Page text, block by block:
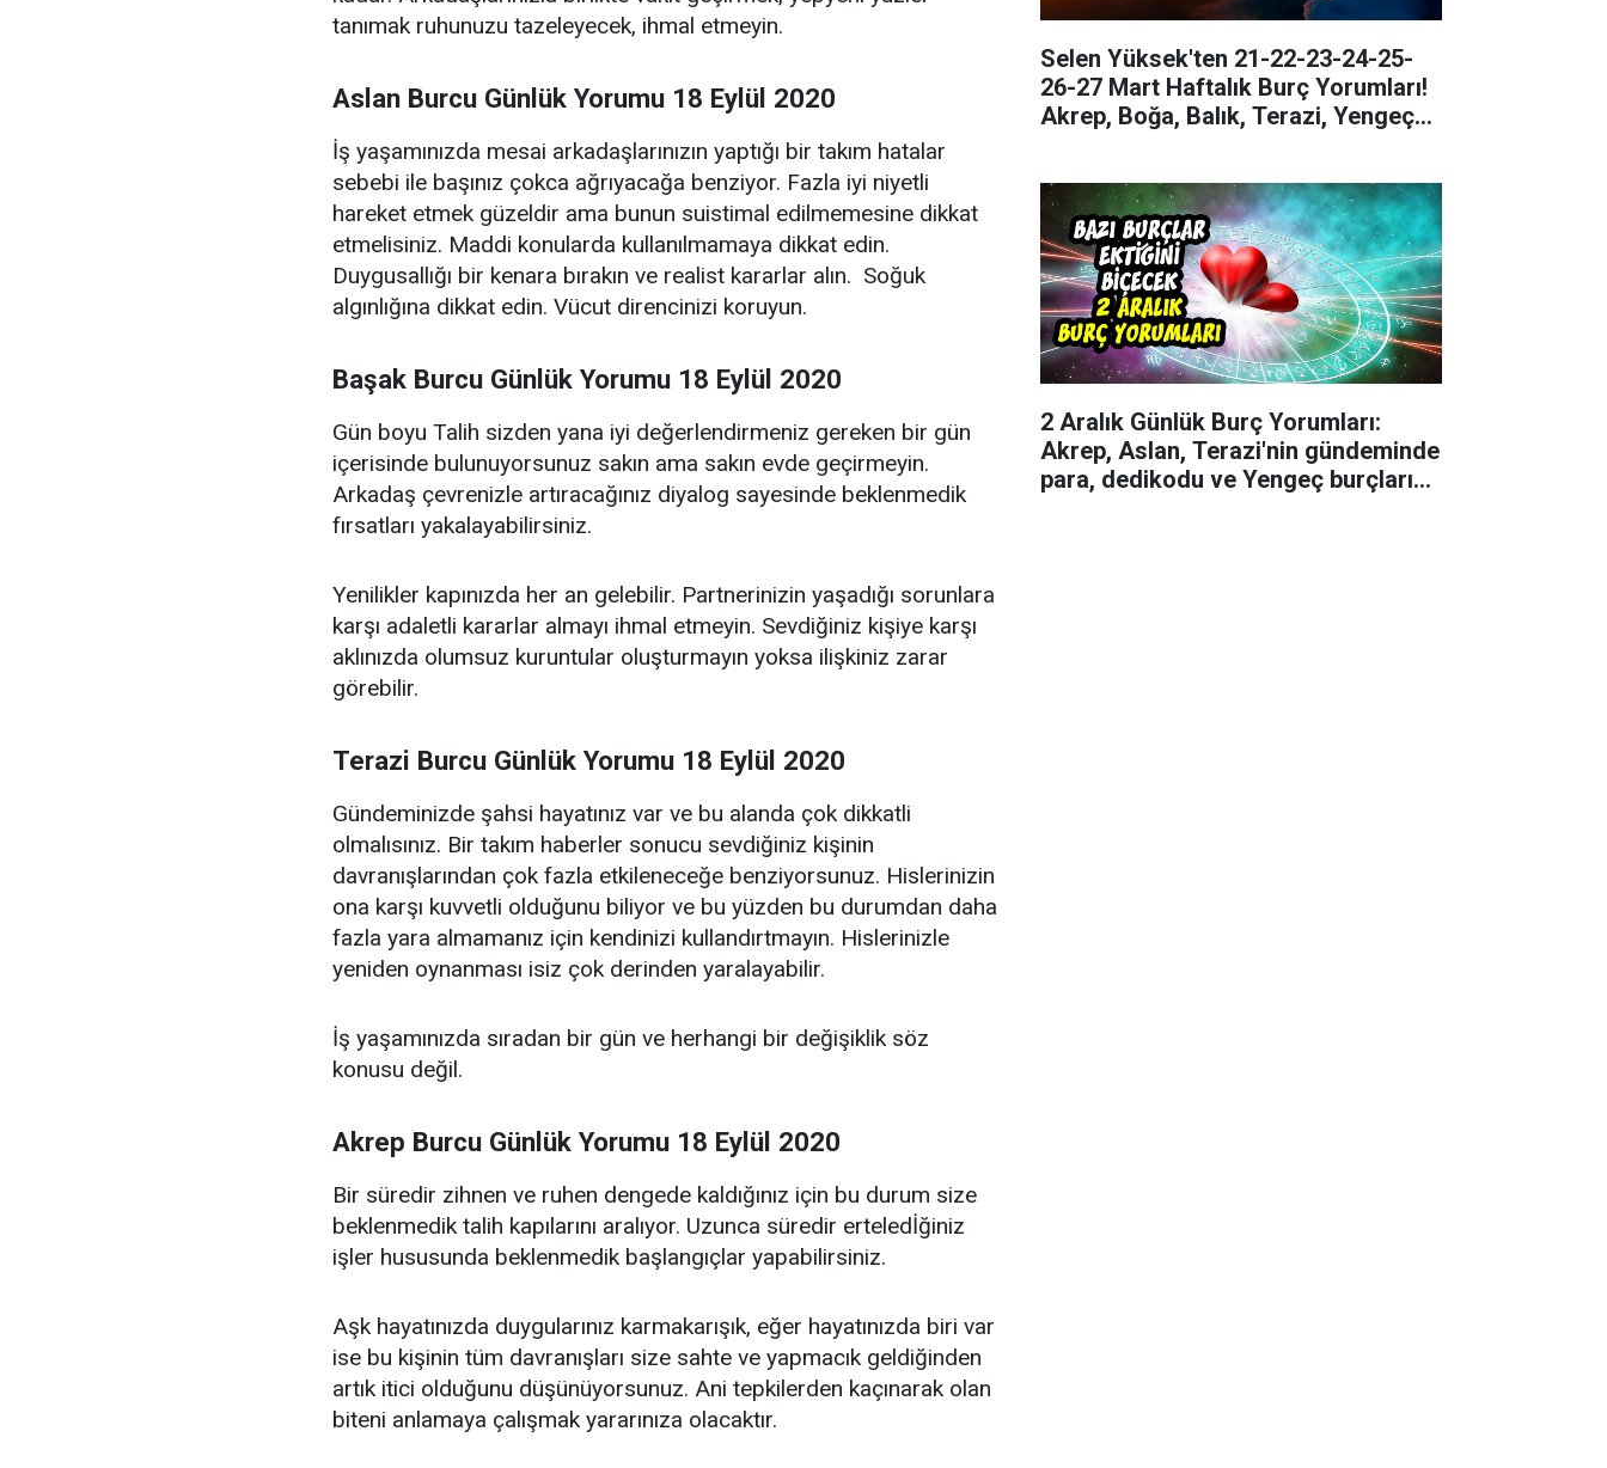
tanımak ruhunuzu tazeleyecek, ihmal etmeyin.
Aslan Burcu Günlük Yorumu 18 Eylül 2020
İş yaşamınızda mesai arkadaşlarınızın yaptığı bir takım hatalar
sebebi ile başınız çokca ağrıyacağa benziyor. Fazla iyi niyetli
hareket etmek güzeldir ama bunun suistimal edilmemesine dikkat
etmelisiniz. Maddi konularda kullanılmamaya dikkat edin.
Duygusallığı bir kenara bırakın ve realist kararlar alın. Soğuk
algınlığına dikkat edin. Vücut direncinizi koruyun.
Başak Burcu Günlük Yorumu 18 Eylül 2020
Gün boyu Talih sizden yana iyi değerlendirmeniz gereken bir gün
içerisinde bulunuyorsunuz sakın ama sakın evde geçirmeyin.
Arkadaş çevrenizle artıracağınız diyalog sayesinde beklenmedik
fırsatları yakalayabilirsiniz.
Yenilikler kapınızda her an gelebilir. Partnerinizin yaşadığı sorunlara
karşı adaletli kararlar almayı ihmal etmeyin. Sevdiğiniz kişiye karşı
aklınızda olumsuz kuruntular oluşturmayın yoksa ilişkiniz zarar
görebilir.
Terazi Burcu Günlük Yorumu 18 Eylül 2020
Gündeminizde şahsi hayatınız var ve bu alanda çok dikkatli
olmalısınız. Bir takım haberler sonucu sevdiğiniz kişinin
davranışlarından çok fazla etkileneceğe benziyorsunuz. Hislerinizin
ona karşı kuvvetli olduğunu biliyor ve bu yüzden bu durumdan daha
fazla yara almamanız için kendinizi kullandırtmayın. Hislerinizle
yeniden oynanması isiz çok derinden yaralayabilir.
İş yaşamınızda sıradan bir gün ve herhangi bir değişiklik söz
konusu değil.
Akrep Burcu Günlük Yorumu 18 Eylül 2020
Bir süredir zihnen ve ruhen dengede kaldığınız için bu durum size
beklenmedik talih kapılarını aralıyor. Uzunca süredir erteledİğiniz
işler hususunda beklenmedik başlangıçlar yapabilirsiniz.
Aşk hayatınızda duygularınız karmakarışık, eğer hayatınızda biri var
ise bu kişinin tüm davranışları size sahte ve yapmacık geldiğinden
artık itici olduğunu düşünüyorsunuz. Ani tepkilerden kaçınarak olan
biteni anlamaya çalışmak yararınıza olacaktır.
Selen Yüksek'ten 21-22-23-24-25-
26-27 Mart Haftalık Burç Yorumları!
Akrep, Boğa, Balık, Terazi, Yengeç
2 Aralık Günlük Burç Yorumları:
Akrep, Aslan, Terazi'nin gündeminde
para, dedikodu ve Yengeç burçları